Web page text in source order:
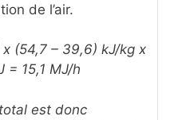
de l’air.
x (54,7 – 39,6) kJ/kg x
= 15,1 MJ/h
total est donc